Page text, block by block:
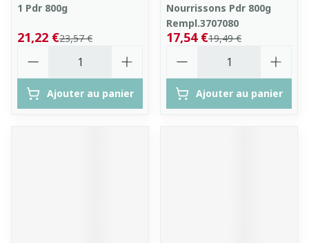
1 Pdr 800g
23,57 €
21,22 €
Ajouter au panier
Nourrissons Pdr 800g
Rempl.3707080
19,49 €
17,54 €
Ajouter au panier